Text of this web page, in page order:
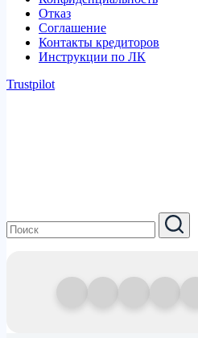
Отказ
Соглашение
Контакты кредиторов
Инструкции по ЛК
Trustpilot